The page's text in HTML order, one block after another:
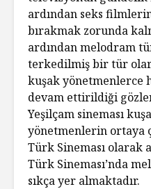
ardından seks
bırakmak zorunda
ardından melodram
terkedilmiş bir tür
kuşak yönetmenlerce
devam ettirildiği
Yeşilçam sineması
yönetmenlerin ortaya
Türk Sineması olarak
Türk Sineması’nda
sıkça yer almaktadır.